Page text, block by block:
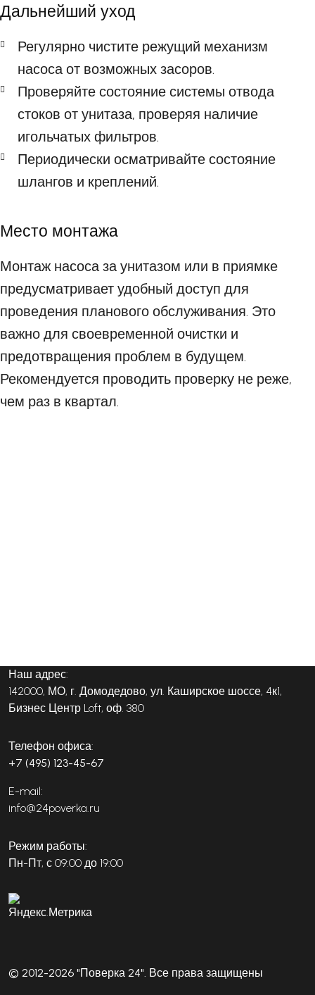
Дальнейший уход
Регулярно чистите режущий механизм
насоса от возможных засоров.
Проверяйте состояние системы отвода
стоков от унитаза, проверяя наличие
игольчатых фильтров.
Периодически осматривайте состояние
шлангов и креплений.
Место монтажа
Монтаж насоса за унитазом или в приямке
предусматривает удобный доступ для
проведения планового обслуживания. Это
важно для своевременной очистки и
предотвращения проблем в будущем.
Рекомендуется проводить проверку не реже,
чем раз в квартал.
Наш адрес:
142000, МО, г. Домодедово, ул. Каширское шоссе, 4к1,
Бизнес Центр Loft, оф. 380
Телефон офиса:
+7 (495) 123-45-67
E-mail:
info@24poverka.ru
Режим работы:
Пн-Пт, с 09:00 до 19:00
© 2012-2026 "Поверка 24". Все права защищены